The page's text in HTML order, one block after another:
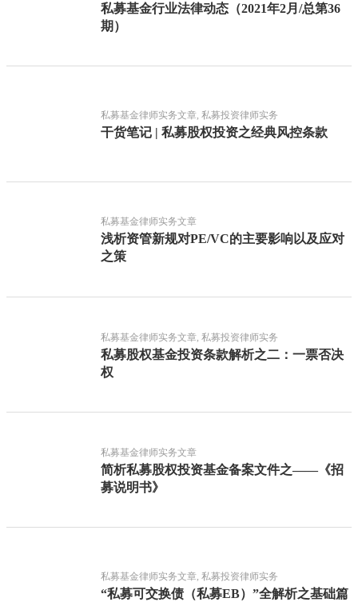
私募基金行业法律动态（2021年2月/总第36
期）
私募基金律师实务文章, 私募投资律师实务
干货笔记 | 私募股权投资之经典风控条款
私募基金律师实务文章
浅析资管新规对PE/VC的主要影响以及应对
之策
私募基金律师实务文章, 私募投资律师实务
私募股权基金投资条款解析之二：一票否决
权
私募基金律师实务文章
简析私募股权投资基金备案文件之——《招
募说明书》
私募基金律师实务文章, 私募投资律师实务
“私募可交换债（私募EB）”全解析之基础篇